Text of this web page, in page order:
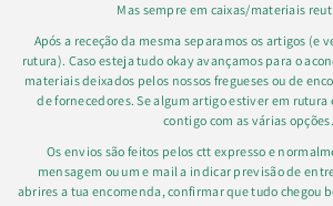
Mas sempre em caixas/materiais
Após a receção da mesma separamos os artigos (e
rutura). Caso esteja tudo okay avançamos para o
materiais deixados pelos nossos fregueses ou de
de fornecedores. Se algum artigo estiver em
contigo com as várias opções.
Os envios são feitos pelos ctt expresso e
mensagem ou um e mail a indicar previsão de
abrires a tua encomenda, confirmar que tudo chegou